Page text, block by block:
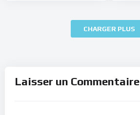
CHARGER PLUS
Laisser un Commentaire